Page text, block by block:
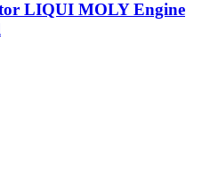
LIQUI MOLY Engine